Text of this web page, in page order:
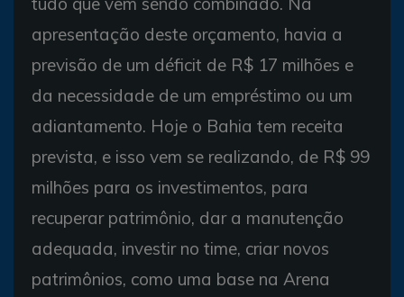
apresentação deste orçamento, havia a
previsão de um déficit de R$ 17 milhões e
da necessidade de um empréstimo ou um
adiantamento. Hoje o Bahia tem receita
prevista, e isso vem se realizando, de R$ 99
milhões para os investimentos, para
recuperar patrimônio, dar a manutenção
adequada, investir no time, criar novos
patrimônios, como uma base na Arena